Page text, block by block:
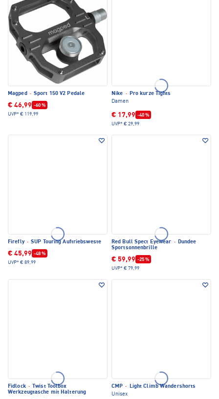
Magped · Sport 150 V2 Pedale
€ 46,99 -60 %
UVP* € 119,99
Nike · Pro kurze Tights
Damen
€ 17,99 -40 %
UVP* € 29,99
Firefly · SUP Touring Auftriebsweste
€ 45,99 -48 %
UVP* € 89,99
Red Bull Spect Eyewear · Dundee
Sportsonnenbrille
€ 59,99 -25 %
UVP* € 79,99
Fidlock ·
Twist Toolbox
Werkzeugtasche mit Halterung
CMP ·
Light Climb Wandershorts
Unisex